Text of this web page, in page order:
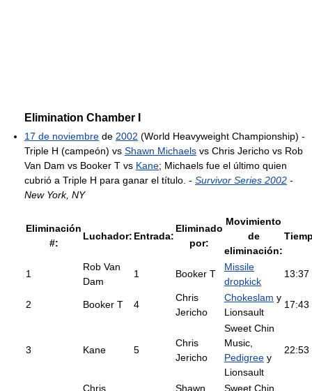
Elimination Chamber I
17 de noviembre de 2002 (World Heavyweight Championship) -
Triple H (campeón) vs Shawn Michaels vs Chris Jericho vs Rob
Van Dam vs Booker T vs Kane; Michaels fue el último quien
cubrió a Triple H para ganar el título. - Survivor Series 2002 -
New York, NY
Eliminación
#:
Luchador: Entrada:
Eliminado
por:
Movimiento
de
eliminación:
1
Rob Van
Dam
1 Booker T
Missile
dropkick
13:37
2 Booker T 4
Chris
Jericho
Chokeslam y
Lionsault
17:43
3 Kane 5
Chris
Jericho
Sweet Chin
Music,
Pedigree y
Lionsault
22:53
Chris Shawn Sweet Chin